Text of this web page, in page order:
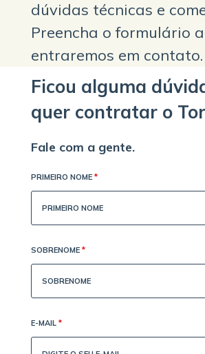
dúvidas técnicas e
Preencha o formulário
entraremos em contato.
Ficou alguma
quer contratar o
Fale com a gente.
PRIMEIRO NOME *
SOBRENOME *
E-MAIL *